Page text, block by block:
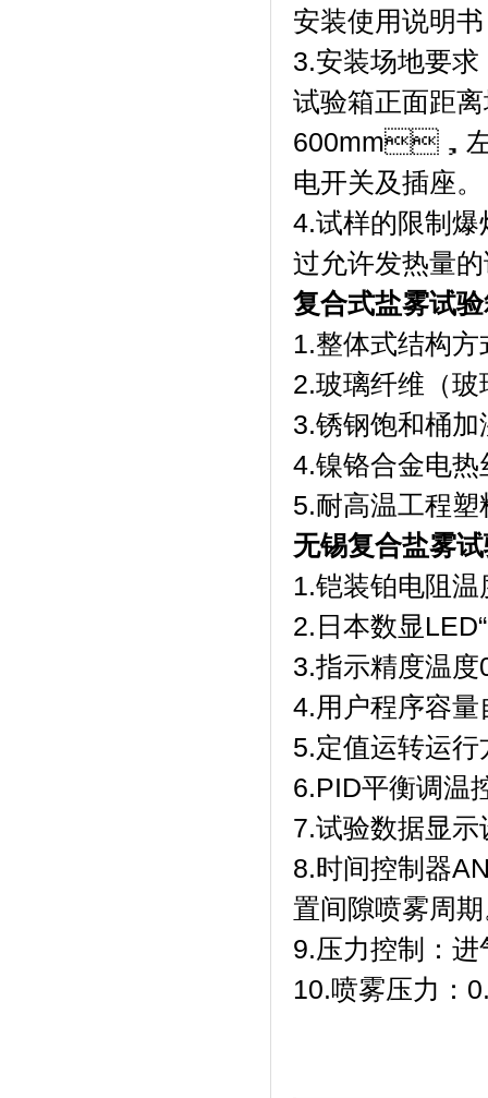
安装使用说明书
3.安装场地要求
试验箱正面距
600mm，
电开关及插座。
4.试样的限制爆
过允许发热量
复合式盐雾试
1.整体式结构方
2.玻璃纤维（玻
3.锈钢饱和桶
4.镍铬合金电热丝
5.耐高温工程塑
无锡复合盐雾
1.铠装铂电阻温
2.日本数显
3.指示精度温度
4.用户程序容量
5.定值运转运行方
6.PID平衡调温
7.试验数据显示
8.时间控制器
置间隙喷雾周期
9.压力控制：进
10.喷雾压力